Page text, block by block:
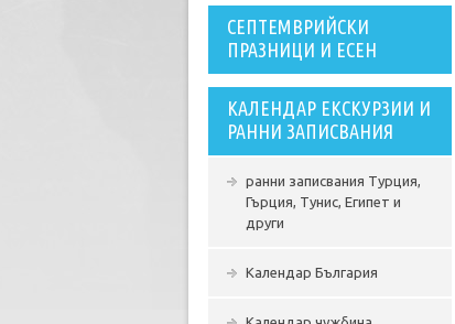
СЕПТЕМВРИЙСКИ
ПРАЗНИЦИ И ЕСЕН
КАЛЕНДАР ЕКСКУРЗИИ И
РАННИ ЗАПИСВАНИЯ
ранни записвания Турция,
Гърция, Тунис, Египет и
други
Календар България